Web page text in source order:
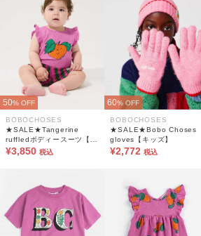
50% OFF
BOBOCHOSES
★SALE★Tangerine
ruffledボディースーツ【ベ
ビー】
¥3,850 税込
60% OFF
BOBOCHOSES
★SALE★Bobo Choses
gloves【キッズ】
¥2,772 税込